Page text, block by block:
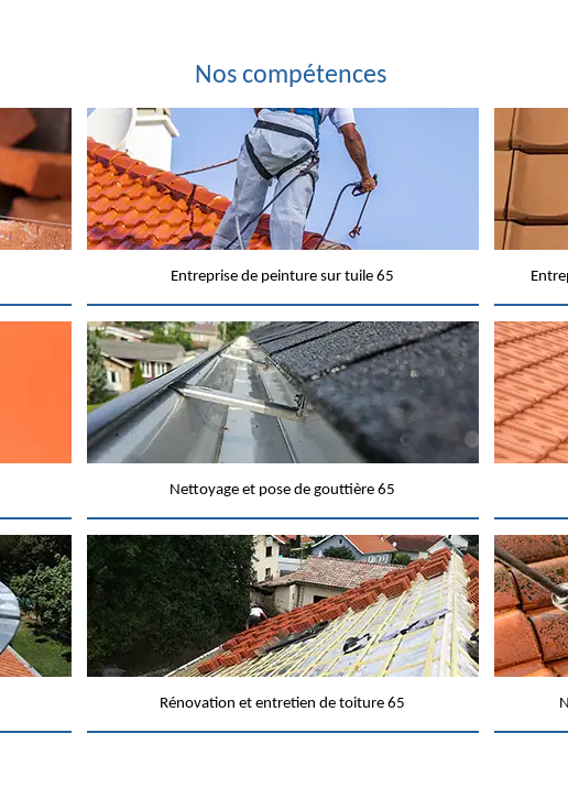
Nos compétences
Entreprise de peinture sur tuile 65
Nettoyage et pose de gouttière 65
Rénovation et entretien de toiture 65